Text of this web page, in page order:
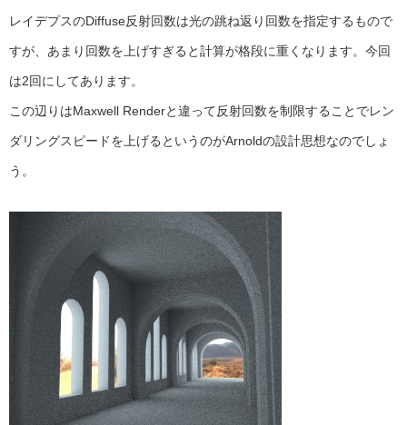
レイデプスのDiffuse反射回数は光の跳ね返り回数を指定するもので
すが、あまり回数を上げすぎると計算が格段に重くなります。今回
は2回にしてあります。
この辺りはMaxwell Renderと違って反射回数を制限することでレン
ダリングスピードを上げるというのがArnoldの設計思想なのでしょ
う。